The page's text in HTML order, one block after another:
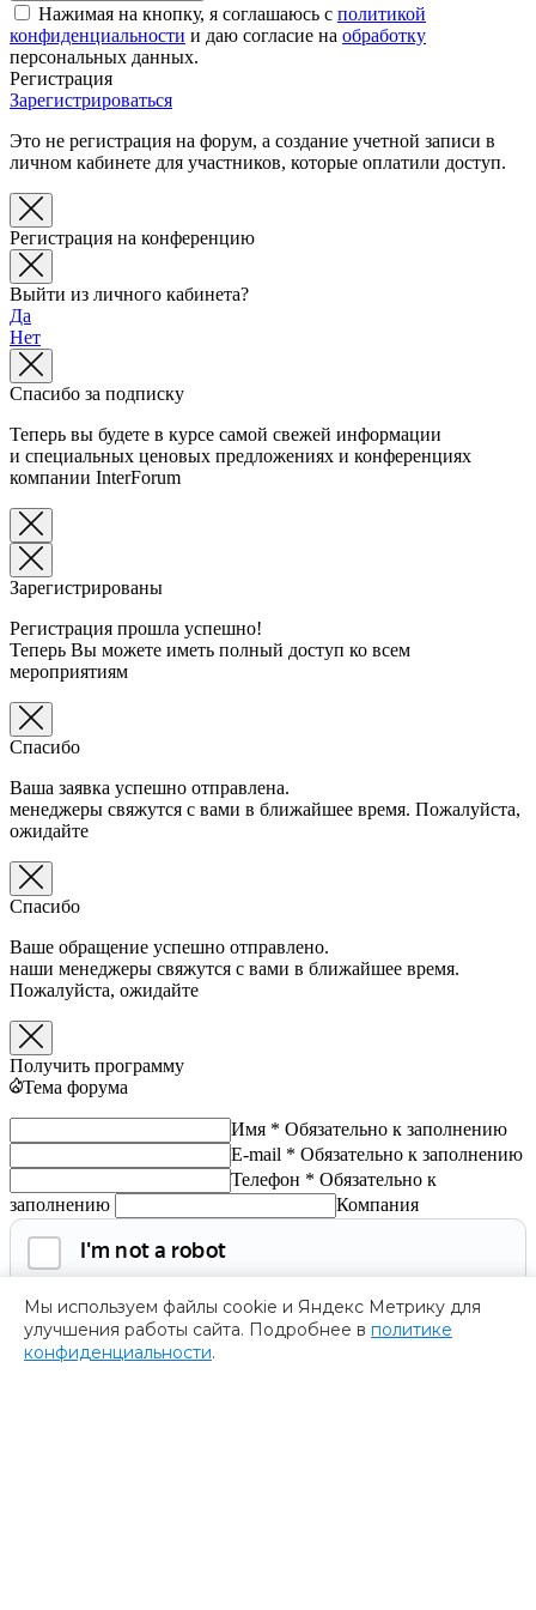
Мы используем файлы cookie и Яндекс Метрику для
улучшения работы сайта. Подробнее в политике
конфиденциальности.
Нажимая на кнопку, я соглашаюсь с политикой
конфиденциальности и даю согласие на обработку
персональных данных.
Регистрация
Зарегистрироваться
Это не регистрация на форум, а создание учетной записи в
личном кабинете для участников, которые оплатили доступ.
Регистрация на конференцию
Выйти из личного кабинета?
Да
Нет
Спасибо за подписку
Теперь вы будете в курсе самой свежей информации
и специальных ценовых предложениях и конференциях
компании InterForum
Зарегистрированы
Регистрация прошла успешно!
Теперь Вы можете иметь полный доступ ко всем
мероприятиям
Спасибо
Ваша заявка успешно отправлена.
менеджеры свяжутся с вами в ближайшее время. Пожалуйста,
ожидайте
Спасибо
Ваше обращение успешно отправлено.
наши менеджеры свяжутся с вами в ближайшее время.
Пожалуйста, ожидайте
Получить программу
Тема форума
Имя * Обязательно к заполнению
E-mail * Обязательно к заполнению
Телефон * Обязательно к
заполнению
Компания